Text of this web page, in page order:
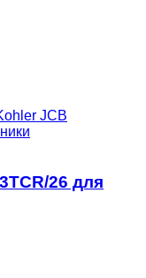
JCB
26 для